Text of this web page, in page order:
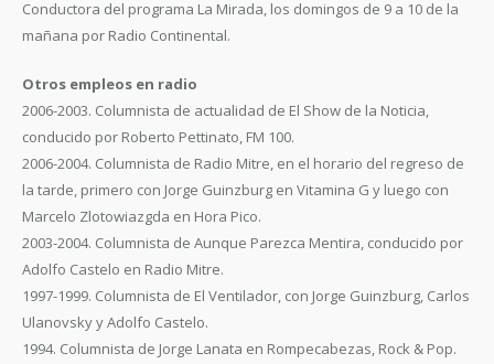
Conductora del programa La Mirada, los domingos de 9 a 10 de la
mañana por Radio Continental.
Otros empleos en radio
2006-2003. Columnista de actualidad de El Show de la Noticia,
conducido por Roberto Pettinato, FM 100.
2006-2004. Columnista de Radio Mitre, en el horario del regreso de
la tarde, primero con Jorge Guinzburg en Vitamina G y luego con
Marcelo Zlotowiazgda en Hora Pico.
2003-2004. Columnista de Aunque Parezca Mentira, conducido por
Adolfo Castelo en Radio Mitre.
1997-1999. Columnista de El Ventilador, con Jorge Guinzburg, Carlos
Ulanovsky y Adolfo Castelo.
1994. Columnista de Jorge Lanata en Rompecabezas, Rock & Pop.